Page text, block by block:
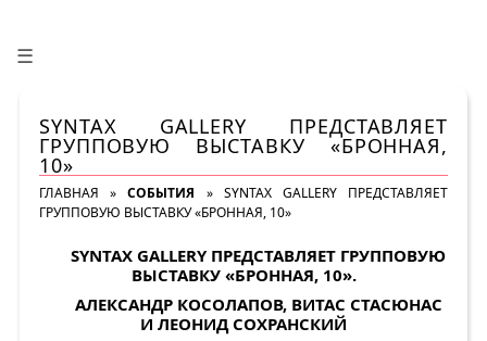
☰
SYNTAX GALLERY ПРЕДСТАВЛЯЕТ
ГРУППОВУЮ ВЫСТАВКУ «БРОННАЯ,
10»
ГЛАВНАЯ »СОБЫТИЯ » SYNTAX GALLERY ПРЕДСТАВЛЯЕТ
ГРУППОВУЮ ВЫСТАВКУ «БРОННАЯ, 10»
SYNTAX GALLERY ПРЕДСТАВЛЯЕТ ГРУППОВУЮ
ВЫСТАВКУ «БРОННАЯ, 10».
АЛЕКСАНДР КОСОЛАПОВ, ВИТАС СТАСЮНАС
И ЛЕОНИД СОХРАНСКИЙ